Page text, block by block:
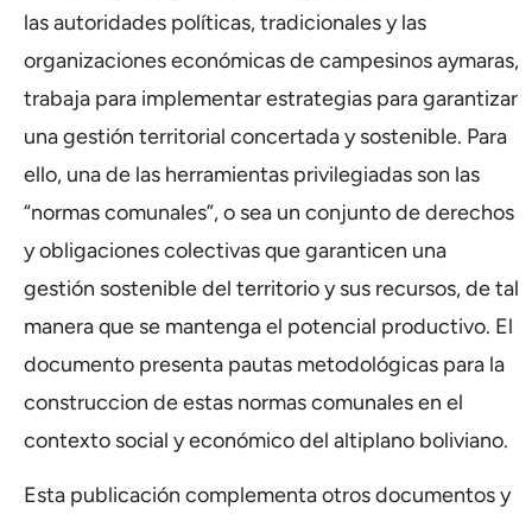
las autoridades políticas, tradicionales y las
organizaciones económicas de campesinos aymaras,
trabaja para implementar estrategias para garantizar
una gestión territorial concertada y sostenible. Para
ello, una de las herramientas privilegiadas son las
“normas comunales”,o sea un conjunto de derechos
y obligaciones colectivas que garanticen una
gestión sostenible del territorio y sus recursos, de tal
manera que se mantenga el potencial productivo. El
documento presenta pautas metodológicas para la
construccion de estas normas comunales en el
contexto social y económico del altiplano boliviano.
Esta publicación complementa otros documentos y